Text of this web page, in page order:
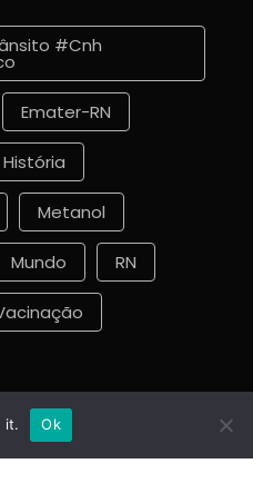
#cnh
Emater-RN
História
Metanol
Mundo RN
it. Ok